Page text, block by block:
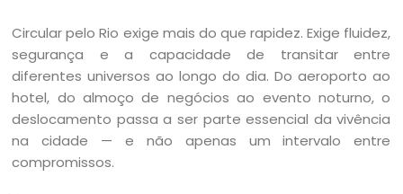
Circular pelo Rio exige mais do que rapidez. Exige fluidez,
segurança e a capacidade de transitar entre
diferentes universos ao longo do dia. Do aeroporto ao
hotel, do almoço de negócios ao evento noturno, o
deslocamento passa a ser parte essencial da vivência
na cidade — e não apenas um intervalo entre
compromissos.